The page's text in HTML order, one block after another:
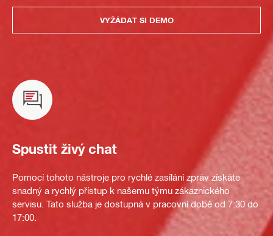
VYŽÁDAT SI DEMO
Spustit živý chat
Pomocí tohoto nástroje pro rychlé zasílání zpráv získáte
snadný a rychlý přístup k našemu týmu zákaznického
servisu. Tato služba je dostupná v pracovní době od 7:30 do
17:00.